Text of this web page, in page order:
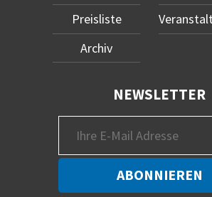
Preisliste
Archiv
NEWSLETTER